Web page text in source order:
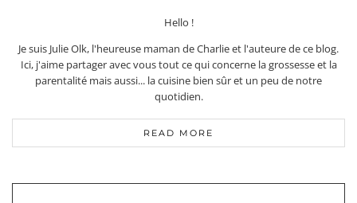
Hello !
Je suis Julie Olk, l'heureuse maman de Charlie et l'auteure de ce blog.
Ici, j'aime partager avec vous tout ce qui concerne la grossesse et la
parentalité mais aussi... la cuisine bien sûr et un peu de notre
quotidien.
READ MORE